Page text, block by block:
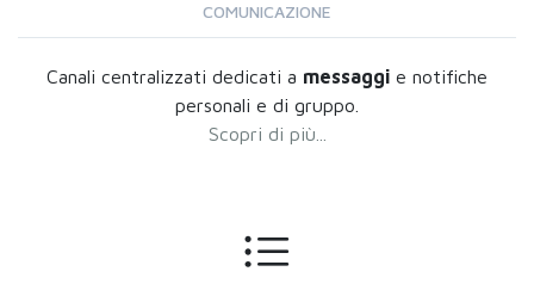
COMUNICAZIONE
Canali centralizzati dedicati a messaggi e notifiche
personali e di gruppo.
Scopri di più...